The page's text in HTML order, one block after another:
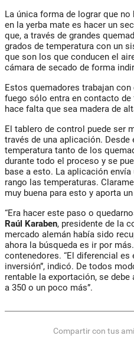
La única forma de lograr que
en la yerba mate es hacer un
que, a través de grandes
grados de temperatura con un
que son los que conducen el
cámara de secado de forma
Estos quemadores trabajan
fuego sólo entra en contacto
hace falta que sea madera de
El tablero de control puede ser
través de una aplicación.
temperatura tanto de los
durante todo el proceso y se
base a esto. La aplicación
rango las temperaturas.
muy buena para esto y aporta
“Era hacer este paso o
Raúl Karaben, presidente de la
mercado alemán había sido
ahora la búsqueda es ir por
contenedores. “El diferencial
inversión”, indicó. De todos
rentable la exportación, se debe
a 350 o un poco más”.
Compartir con tus